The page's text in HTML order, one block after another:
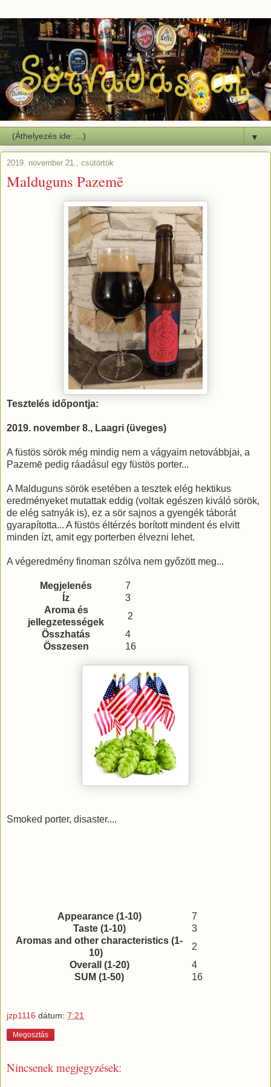
▼
2019. november 21., csütörtök
Malduguns Pazemē
Tesztelés időpontja:
2019. november 8., Laagri (üveges)
A füstös sörök még mindig nem a vágyaim netovábbjai, a
Pazemē pedig ráadásul egy füstös porter...
A Malduguns sörök esetében a tesztek elég hektikus
eredményeket mutattak eddig (voltak egészen kiváló sörök,
de elég satnyák is), ez a sör sajnos a gyengék táborát
gyarapította... A füstös éltérzés borított mindent és elvitt
minden ízt, amit egy porterben élvezni lehet.
A végeredmény finoman szólva nem győzött meg...
Megjelenés
7
Íz
3
Aroma és
jellegzetességek
2
Összhatás
4
Összesen
16
Smoked porter, disaster....
Appearance (1-10)
7
Taste (1-10)
3
Aromas and other characteristics (1-
10)
2
Overall (1-20)
4
SUM (1-50)
16
jzp1116 dátum: 7:21
Megosztás
Nincsenek megjegyzések: